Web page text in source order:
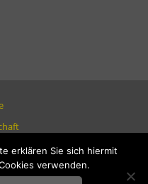
erklären Sie sich hiermit
verwenden.